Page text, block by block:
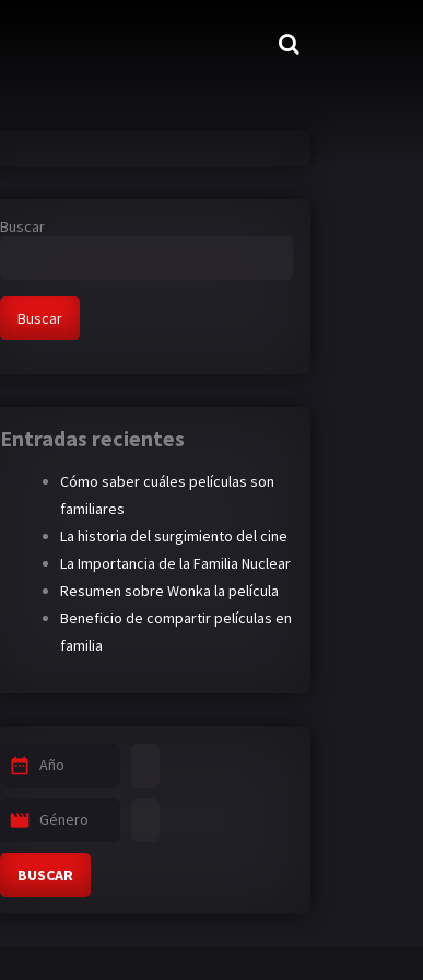
Buscar
Buscar
Entradas recientes
Cómo saber cuáles películas son
familiares
La historia del surgimiento del cine
La Importancia de la Familia Nuclear
Resumen sobre Wonka la película
Beneficio de compartir películas en
familia
Año
Género
BUSCAR